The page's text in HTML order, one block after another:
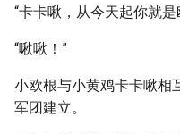
“卡卡啾，从今天起你就
“啾啾！”
小欧根与小黄鸡卡卡啾相
军团建立。